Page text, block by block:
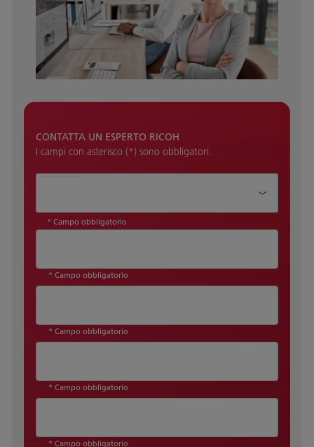
CONTATTA UN ESPERTO RICOH
I campi con asterisco (*) sono obbligatori.
* Campo obbligatorio
* Campo obbligatorio
* Campo obbligatorio
* Campo obbligatorio
* Campo obbligatorio